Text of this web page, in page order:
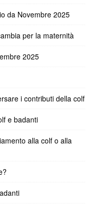
da Novembre 2025
per la maternità
2025
i contributi della colf
e badanti
alla colf o alla